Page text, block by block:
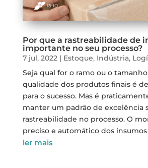
Por que a rastreabilidade de
importante no seu processo?
7 jul, 2022| Estoque, Indústria,
Seja qual for o ramo ou o
qualidade dos produtos finais é
para o sucesso. Mas é
manter um padrão de excelência
rastreabilidade no processo. O
preciso e automático dos
ler mais